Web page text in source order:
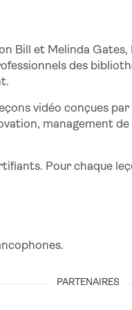
Bill et Melinda
des
vidéo conçues
management
Pour chaque
PARTENAIRES